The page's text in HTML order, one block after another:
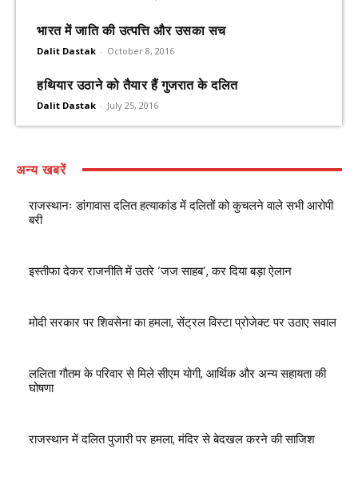
भारत में जाति की उत्पत्ति और उसका सच
Dalit Dastak - October 8, 2016
हथियार उठाने को तैयार हैं गुजरात के दलित
Dalit Dastak - July 25, 2016
अन्य खबरें
राजस्थानः डांगावास दलित हत्याकांड में दलितों को कुचलने वाले सभी आरोपी
बरी
इस्तीफा देकर राजनीति में उतरे ‘जज साहब’, कर दिया बड़ा ऐलान
मोदी सरकार पर शिवसेना का हमला, सेंट्रल विस्टा प्रोजेक्ट पर उठाए सवाल
ललिता गौतम के परिवार से मिले सीएम योगी, आर्थिक और अन्य सहायता की
घोषणा
राजस्थान में दलित पुजारी पर हमला, मंदिर से बेदखल करने की साजिश